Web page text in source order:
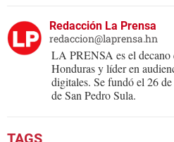
Redacción La Prensa
redaccion@laprensa.hn
LA PRENSA es el decano
Honduras y líder en
digitales. Se fundó el 26
de San Pedro Sula.